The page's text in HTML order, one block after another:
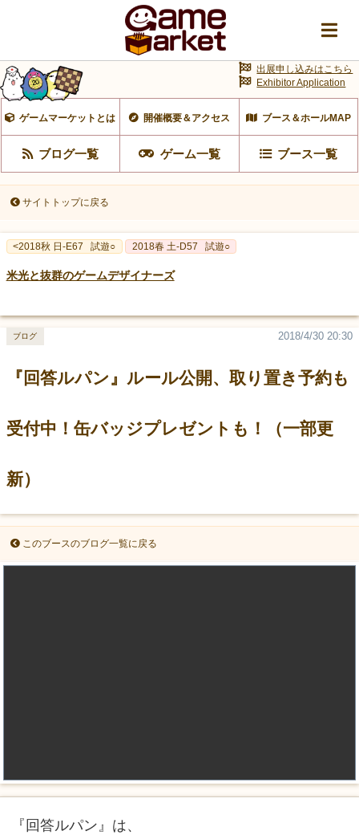
ゲームマーケットとは 開催概要＆アクセス ブース＆ホールMAP
ブログ一覧 ゲーム一覧 ブース一覧
出展申し込みはこちら
Exhibitor Application
サイトトップに戻る
<2018秋 日-E67 試遊○ 2018春 土-D57 試遊○
米光と抜群のゲームデザイナーズ
『回答ルパン』ルール公開、取り置き予約も
受付中！缶バッジプレゼントも！（一部更
新）
2018/4/30 20:30
ブログ
このブースのブログ一覧に戻る
『回答ルパン』は、